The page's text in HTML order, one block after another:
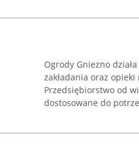
Ogrody Gniezno
zakładania oraz
Przedsiębiorstwo od
dostosowane do